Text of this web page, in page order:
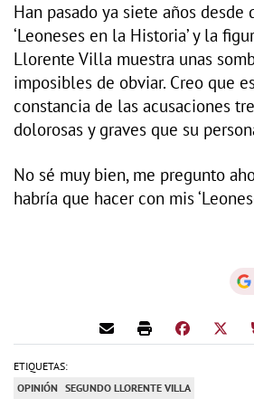
Han pasado ya siete años desde
‘Leoneses en la Historia’ y la
Llorente Villa muestra unas
imposibles de obviar. Creo que
constancia de las acusaciones
dolorosas y graves que su
No sé muy bien, me pregunto
habría que hacer con mis
ETIQUETAS:
OPINIÓN SEGUNDO LLORENTE VILLA